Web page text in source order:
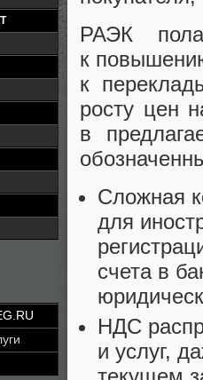
РАЭК
к
к
росту цен
в
Сложная
для
счета в
НДС
и услуг,